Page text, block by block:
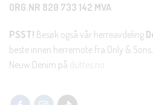
ORG.NR 820 733 142 MVA
PSST! Besøk også vår herreavdeling
beste innen herremote fra Only &
Neuw Denim på duttes.no